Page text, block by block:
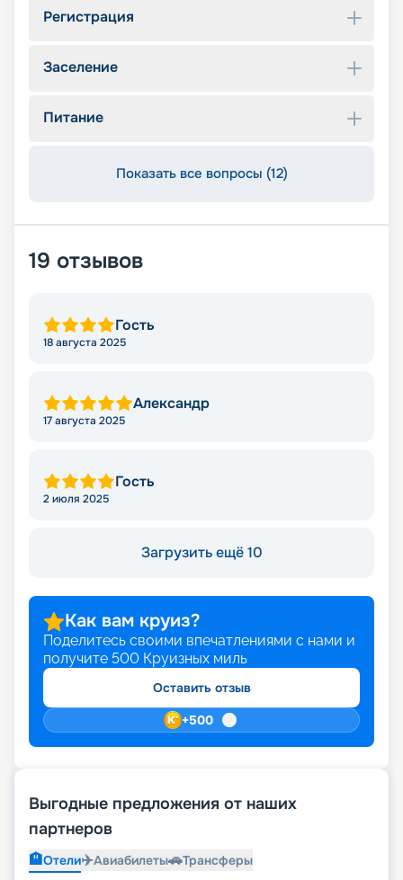
Регистрация
Заселение
Питание
Показать все вопросы (12)
19 отзывов
Гость
18 августа 2025
Александр
17 августа 2025
Гость
2 июля 2025
Загрузить ещё 10
Как вам круиз?
Поделитесь своими впечатлениями с нами и
получите 500 Круизных миль
Оставить отзыв
+500
Выгодные предложения от наших
партнеров
🏨Отели✈️Авиабилеты🚗Трансферы